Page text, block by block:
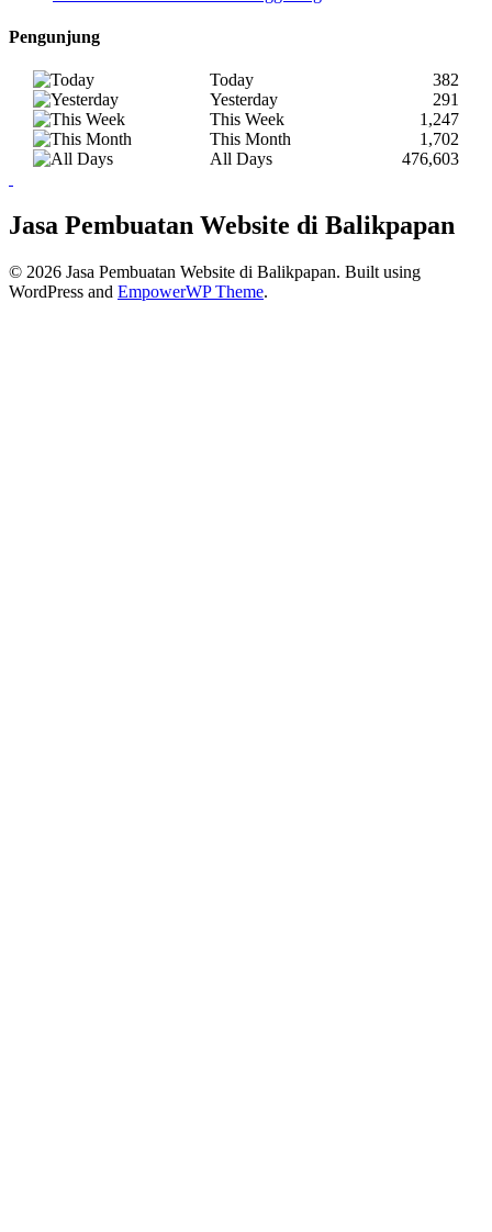
Pengunjung
Today
382
Yesterday
291
This Week
1,247
This Month
1,702
All Days
476,603
Jasa Pembuatan Website di Balikpapan
© 2026 Jasa Pembuatan Website di Balikpapan. Built using
WordPress and EmpowerWP Theme.